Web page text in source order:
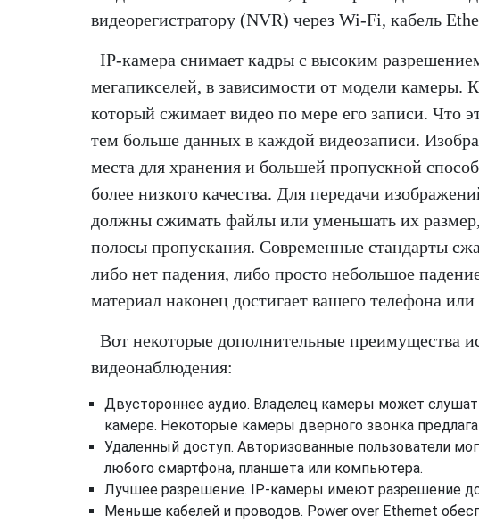
видеорегистратору (NVR) через Wi-Fi, кабель
IP-камера снимает кадры с высоким
мегапикселей, в зависимости от модели
который сжимает видео по мере его записи. Что
тем больше данных в каждой видеозаписи.
места для хранения и большей пропускной
более низкого качества. Для передачи
должны сжимать файлы или уменьшать их
полосы пропускания. Современные стандарты
либо нет падения, либо просто небольшое
материал наконец достигает вашего телефона
Вот некоторые дополнительные преимущества
видеонаблюдения:
Двустороннее аудио. Владелец камеры может
камере. Некоторые камеры дверного звонка
Удаленный доступ. Авторизованные пользователи
любого смартфона, планшета или компьютера.
Лучшее разрешение. IP-камеры имеют разрешение
Меньше кабелей и проводов. Power over Ethernet